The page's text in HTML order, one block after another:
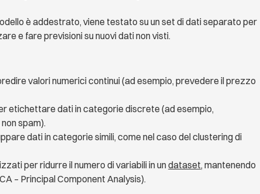
è addestrato, viene testato su un set di dati separato per
e fare previsioni su nuovi dati non visti.
valori numerici continui (ad esempio, prevedere il prezzo
etichettare dati in categorie discrete (ad esempio,
spam).
dati in categorie simili, come nel caso del clustering di
per ridurre il numero di variabili in undataset, mantenendo
– Principal Component Analysis).